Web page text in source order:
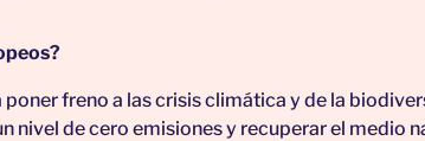
freno a las crisis climática y de la
nivel de cero emisiones y recuperar el medio